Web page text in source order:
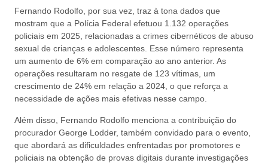
Fernando Rodolfo, por sua vez, traz à tona dados que
mostram que a Polícia Federal efetuou 1.132 operações
policiais em 2025, relacionadas a crimes cibernéticos de abuso
sexual de crianças e adolescentes. Esse número representa
um aumento de 6% em comparação ao ano anterior. As
operações resultaram no resgate de 123 vítimas, um
crescimento de 24% em relação a 2024, o que reforça a
necessidade de ações mais efetivas nesse campo.
Além disso, Fernando Rodolfo menciona a contribuição do
procurador George Lodder, também convidado para o evento,
que abordará as dificuldades enfrentadas por promotores e
policiais na obtenção de provas digitais durante investigações